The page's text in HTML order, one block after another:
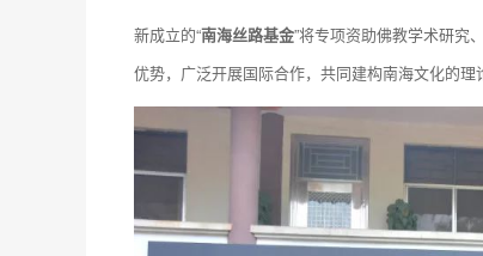
新成立的“南海丝路基金”将专项资助佛教学术研究
优势，广泛开展国际合作，共同建构南海文化的理